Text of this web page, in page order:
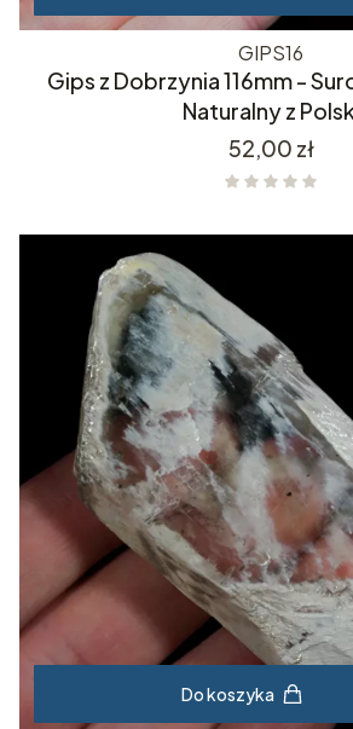
GIPS16
Gips z Dobrzynia 116mm -
Naturalny z
Cena
52,00 zł
Do koszyka